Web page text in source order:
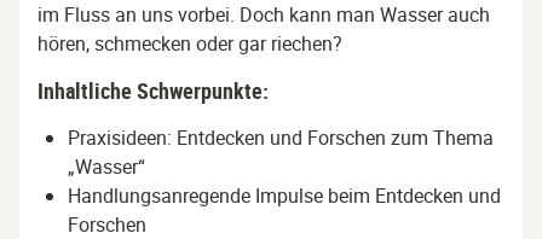
im Fluss an uns vorbei. Doch kann man Wasser auch
hören, schmecken oder gar riechen?
Inhaltliche Schwerpunkte:
Praxisideen: Entdecken und Forschen zum Thema
„Wasser“
Handlungsanregende Impulse beim Entdecken und
Forschen